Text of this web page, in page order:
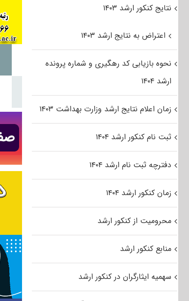
نتایج کنکور ارشد ۱۴۰۳
اعتراض به نتایج ارشد ۱۴۰۳
نحوه بازیابی کد رهگیری و شماره پرونده
ارشد ۱۴۰۴
زمان اعلام نتایج ارشد وزارت بهداشت ۱۴۰۳
ثبت نام کنکور ارشد ۱۴۰۴
دفترچه ثبت نام ارشد ۱۴۰۴
زمان کنکور ارشد ۱۴۰۴
محرومیت از کنکور ارشد
منابع کنکور ارشد
سهمیه ایثارگران در کنکور ارشد